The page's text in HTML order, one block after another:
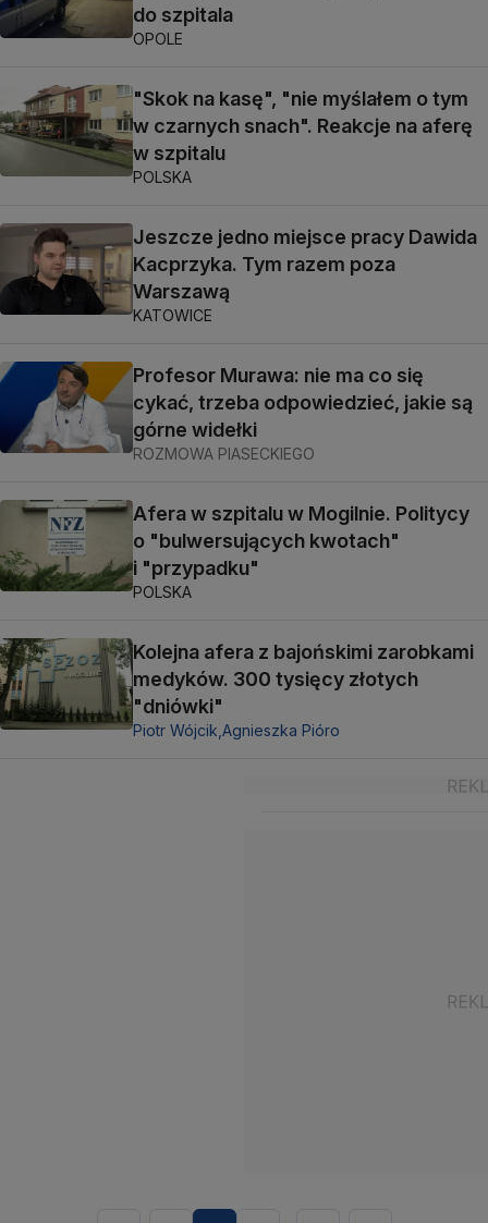
do szpitala
OPOLE
"Skok na kasę", "nie myślałem o tym
w czarnych snach". Reakcje na aferę
w szpitalu
POLSKA
Jeszcze jedno miejsce pracy Dawida
Kacprzyka. Tym razem poza
Warszawą
KATOWICE
Profesor Murawa: nie ma co się
cykać, trzeba odpowiedzieć, jakie są
górne widełki
ROZMOWA PIASECKIEGO
Afera w szpitalu w Mogilnie. Politycy
o "bulwersujących kwotach"
i "przypadku"
POLSKA
Kolejna afera z bajońskimi zarobkami
medyków. 300 tysięcy złotych
"dniówki"
Piotr Wójcik, Agnieszka Pióro